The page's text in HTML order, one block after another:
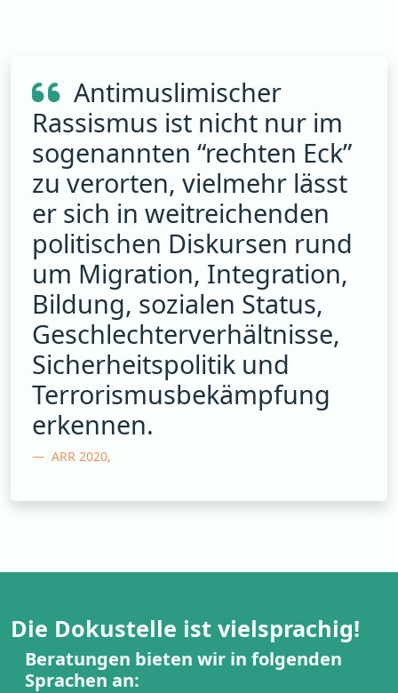
Antimuslimischer
Rassismus ist nicht nur im
sogenannten “rechten Eck”
zu verorten, vielmehr lässt
er sich in weitreichenden
politischen Diskursen rund
um Migration, Integration,
Bildung, sozialen Status,
Geschlechterverhältnisse,
Sicherheitspolitik und
Terrorismusbekämpfung
erkennen.
ARR 2020,
Die Dokustelle ist vielsprachig!
Beratungen bieten wir in folgenden
Sprachen an: